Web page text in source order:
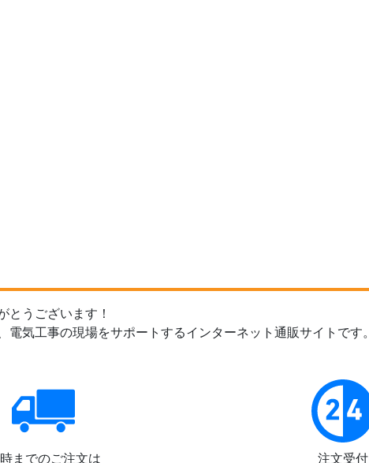
とうございます！
気工事の現場をサポートするインターネット通販サイトです。
までのご注文は 注文受付